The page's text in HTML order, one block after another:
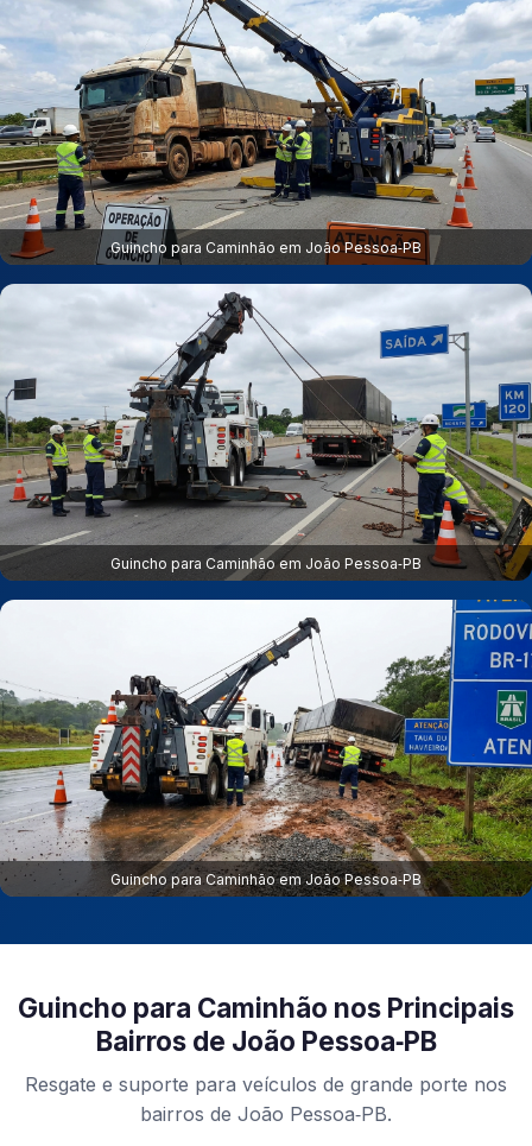
Guincho para Caminhão em João Pessoa‑PB
Guincho para Caminhão em João Pessoa‑PB
Guincho para Caminhão em João Pessoa‑PB
Guincho para Caminhão nos Principais
Bairros de João Pessoa‑PB
Resgate e suporte para veículos de grande porte nos
bairros de João Pessoa‑PB.